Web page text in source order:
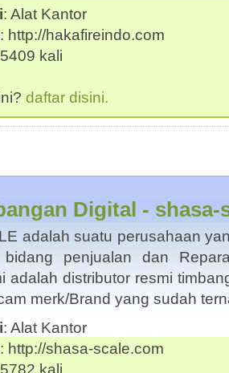
: Alat Kantor
: http://hakafireindo.com
kali
daftar disini.
Digital - shasa-
adalah suatu perusahaan
penjualan dan
adalah distributor resmi
merk/Brand yang sudah
: Alat Kantor
: http://shasa-scale.com
kali